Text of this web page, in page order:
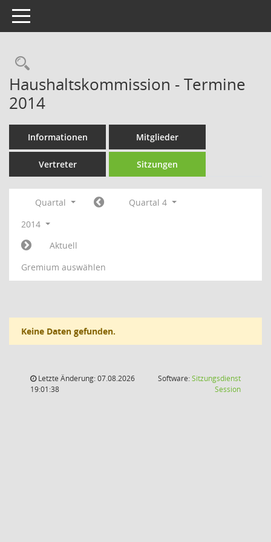
Toggle navigation
Rechercheauswahl
Haushaltskommission - Termine
2014
Informationen Mitglieder
Vertreter Sitzungen
Quartal
Quartal 4
2014
Aktuell
Gremium auswählen
Keine Daten gefunden.
Letzte Änderung: 07.08.2026
19:01:38
Software:Sitzungsdienst
Session(Wird in